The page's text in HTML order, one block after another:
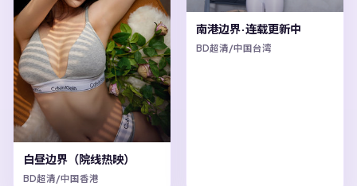
白昼边界（院线热映）
BD超清/中国香港
南港边界·连载更新中
BD超清/中国台湾